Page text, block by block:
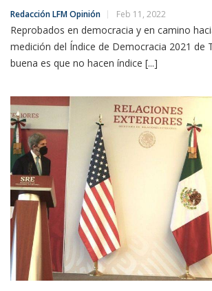
Redacción LFM Opinión Feb 11, 2022
Reprobados en democracia y en camino
medición del Índice de Democracia 2021 de
buena es que no hacen índice [...]